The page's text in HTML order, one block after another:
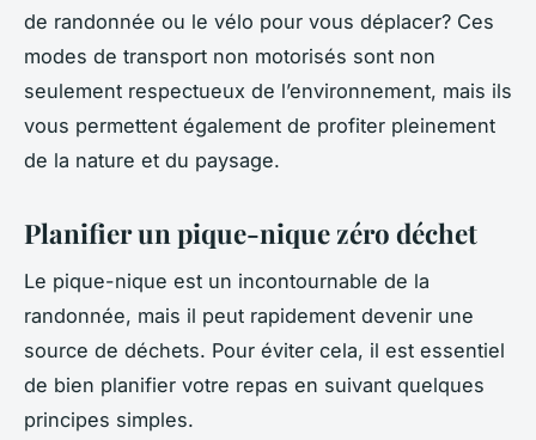
de randonnée ou le vélo pour vous déplacer? Ces
modes de transport non motorisés sont non
seulement respectueux de l’environnement, mais ils
vous permettent également de profiter pleinement
de la nature et du paysage.
Planifier un pique-nique zéro déchet
Le pique-nique est un incontournable de la
randonnée, mais il peut rapidement devenir une
source de déchets. Pour éviter cela, il est essentiel
de bien planifier votre repas en suivant quelques
principes simples.